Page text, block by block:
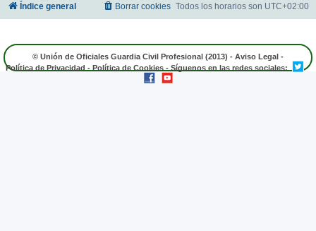
Índice general Todos los horarios son UTC+02:00
Borrar cookies
© Unión de Oficiales Guardia Civil Profesional (2013) - Aviso Legal -
Política de Privacidad - Política de Cookies - Síguenos en las redes sociales: